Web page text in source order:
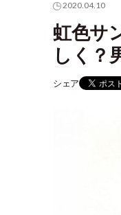
2020.04.10
虹色サ
しく？
シェア